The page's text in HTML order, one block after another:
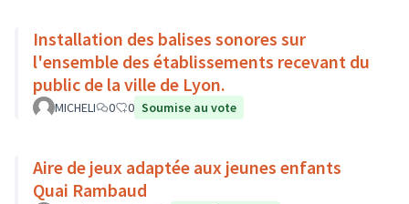
Installation des balises sonores sur
l'ensemble des établissements recevant du
public de la ville de Lyon.
MICHELI 0 0 Soumise au vote
Aire de jeux adaptée aux jeunes enfants
Quai Rambaud